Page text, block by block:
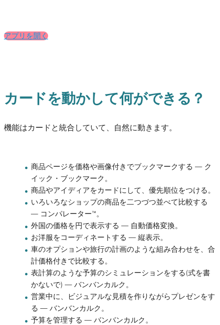
アプリを開く
カードを動かして何ができる？
機能はカードと統合していて、自然に動きます。
商品ページを価格や画像付きでブックマークする — ク
イック・ブックマーク。
商品やアイディアをカードにして、優先順位をつける。
いろいろなショップの商品を二つづつ並べて比較する
— コンパレーター™。
外国の価格を円で表示する — 自動価格変換。
お洋服をコーディネートする — 縦表示。
車のオプションや旅行の計画のような組み合わせを、合
計価格付きで比較する。
表計算のような予算のシミュレーションをする(式を書
かないで) — バンバンカルク。
営業中に、ビジュアルな見積を作りながらプレゼンをす
る — バンバンカルク。
予算を管理する — バンバンカルク。